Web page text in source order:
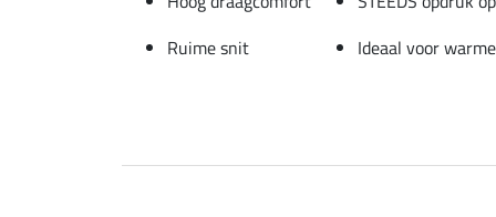
Ruime snit
Ideaal voor